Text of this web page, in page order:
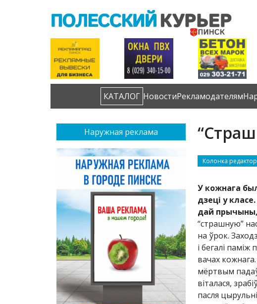
КАТАЛОГ НовостиРекламодателям
Наружная реклама
Колонка
У кожнага
дзеці у
дай прычыны,
“страшную”
на ўрок.
і бегалі паміж
вачах
мёртвым падаў
віталася,
пасля